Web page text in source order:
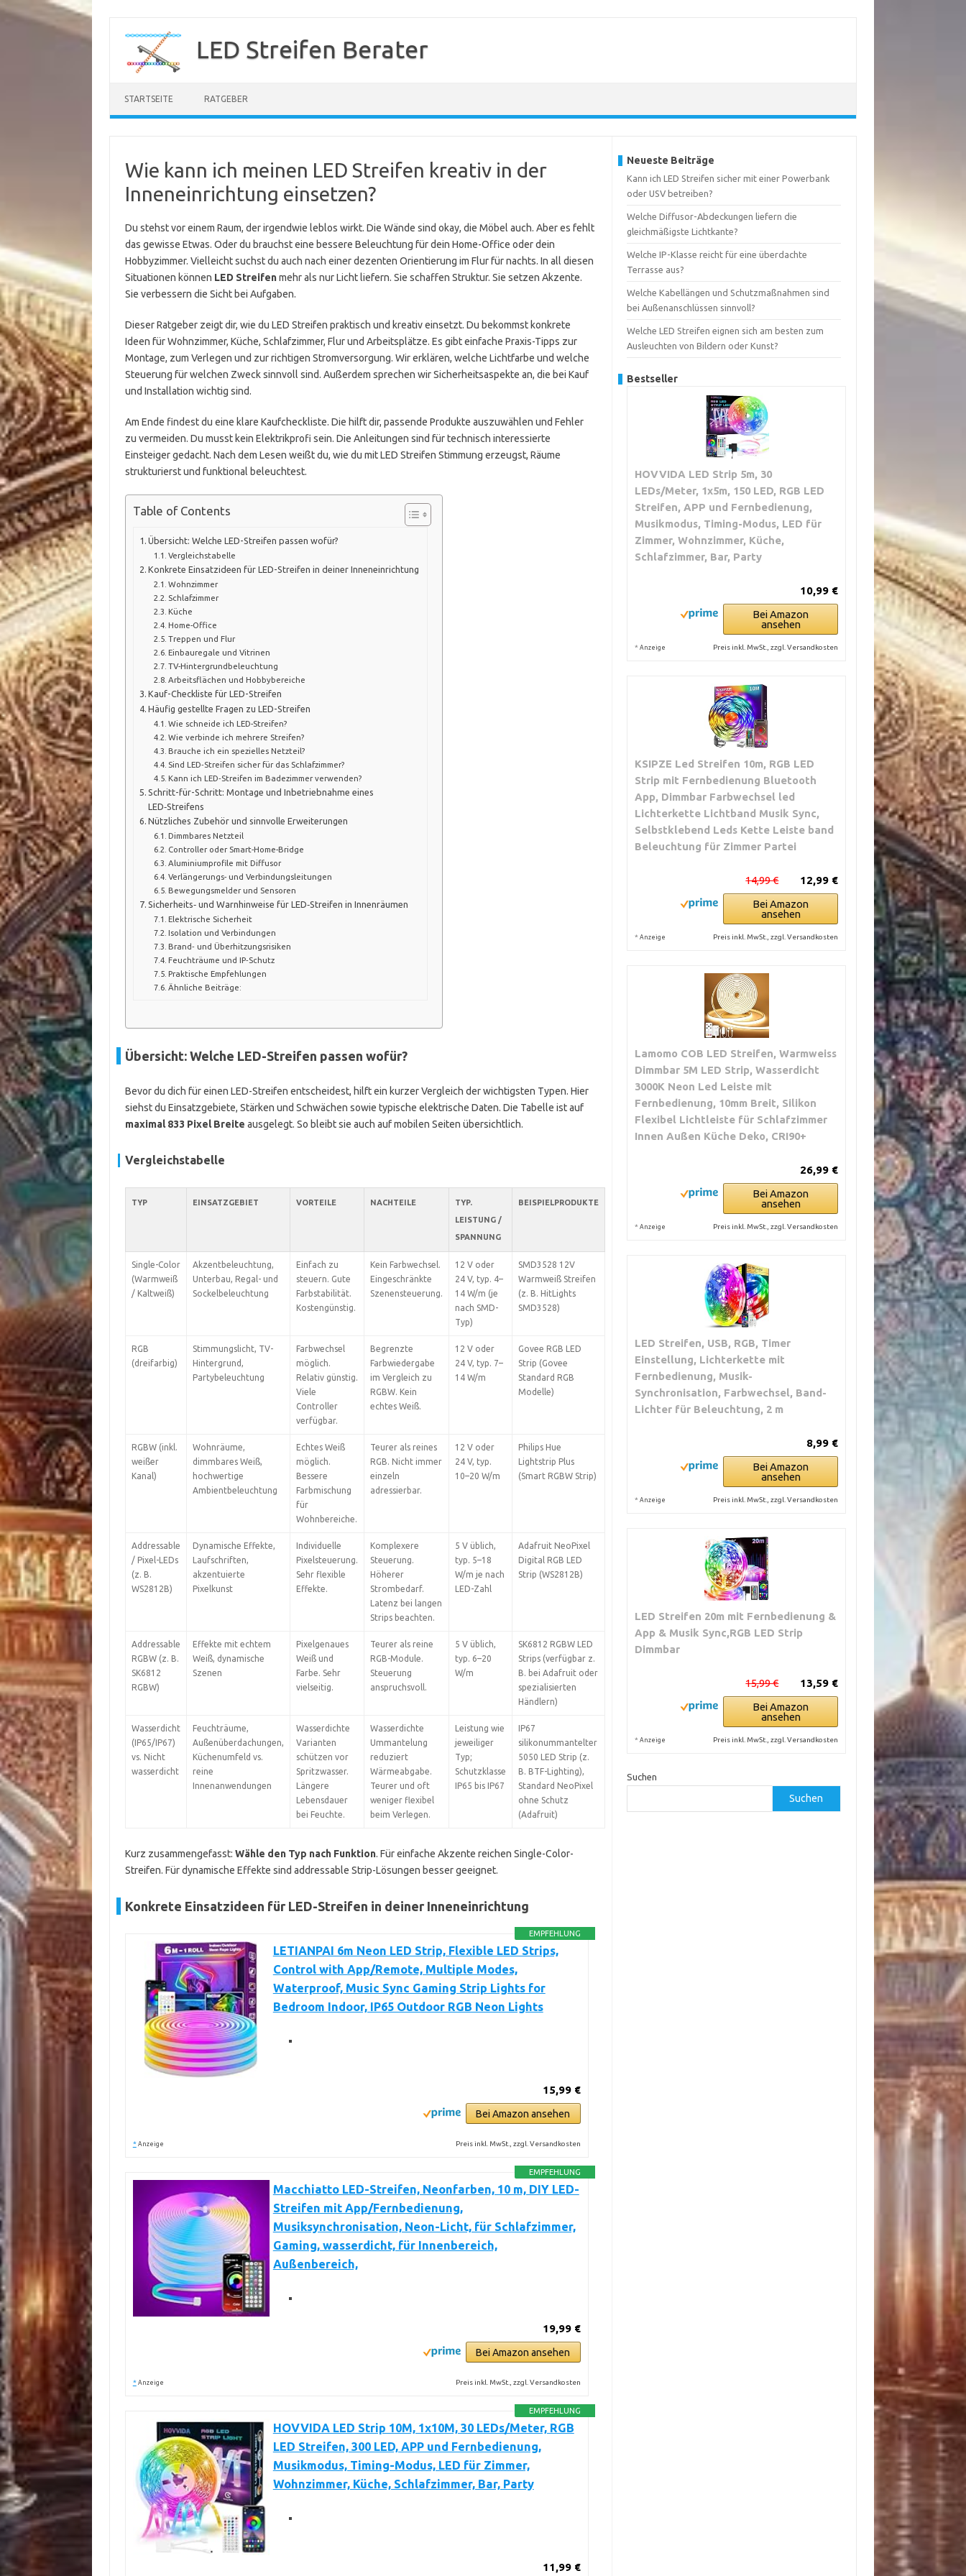
Inhalt
LED Streifen Berater
STARTSEITE RATGEBER
Wie kann ich meinen LED Streifen kreativ in der
Inneneinrichtung einsetzen?
Du stehst vor einem Raum, der irgendwie leblos wirkt. Die Wände sind okay, die Möbel auch. Aber es fehlt
das gewisse Etwas. Oder du brauchst eine bessere Beleuchtung für dein Home-Office oder dein
Hobbyzimmer. Vielleicht suchst du auch nach einer dezenten Orientierung im Flur für nachts. In all diesen
Situationen können LED Streifenmehr als nur Licht liefern. Sie schaffen Struktur. Sie setzen Akzente.
Sie verbessern die Sicht bei Aufgaben.
Dieser Ratgeber zeigt dir, wie du LED Streifen praktisch und kreativ einsetzt. Du bekommst konkrete
Ideen für Wohnzimmer, Küche, Schlafzimmer, Flur und Arbeitsplätze. Es gibt einfache Praxis-Tipps zur
Montage, zum Verlegen und zur richtigen Stromversorgung. Wir erklären, welche Lichtfarbe und welche
Steuerung für welchen Zweck sinnvoll sind. Außerdem sprechen wir Sicherheitsaspekte an, die bei Kauf
und Installation wichtig sind.
Am Ende findest du eine klare Kaufcheckliste. Die hilft dir, passende Produkte auszuwählen und Fehler
zu vermeiden. Du musst kein Elektrikprofi sein. Die Anleitungen sind für technisch interessierte
Einsteiger gedacht. Nach dem Lesen weißt du, wie du mit LED Streifen Stimmung erzeugst, Räume
strukturierst und funktional beleuchtest.
Table of Contents
Übersicht: Welche LED-Streifen passen wofür?
Vergleichstabelle
Konkrete Einsatzideen für LED-Streifen in deiner Inneneinrichtung
Wohnzimmer
Schlafzimmer
Küche
Home-Office
Treppen und Flur
Einbauregale und Vitrinen
TV-Hintergrundbeleuchtung
Arbeitsflächen und Hobbybereiche
Kauf-Checkliste für LED-Streifen
Häufig gestellte Fragen zu LED-Streifen
Wie schneide ich LED-Streifen?
Wie verbinde ich mehrere Streifen?
Brauche ich ein spezielles Netzteil?
Sind LED‑Streifen sicher für das Schlafzimmer?
Kann ich LED‑Streifen im Badezimmer verwenden?
Schritt-für-Schritt: Montage und Inbetriebnahme eines
LED‑Streifens
Nützliches Zubehör und sinnvolle Erweiterungen
Dimmbares Netzteil
Controller oder Smart-Home-Bridge
Aluminiumprofile mit Diffusor
Verlängerungs- und Verbindungsleitungen
Bewegungsmelder und Sensoren
Sicherheits‑ und Warnhinweise für LED‑Streifen in Innenräumen
Elektrische Sicherheit
Isolation und Verbindungen
Brand‑ und Überhitzungsrisiken
Feuchträume und IP‑Schutz
Praktische Empfehlungen
Ähnliche Beiträge:
Übersicht: Welche LED-Streifen passen wofür?
Bevor du dich für einen LED-Streifen entscheidest, hilft ein kurzer Vergleich der wichtigsten Typen. Hier
siehst du Einsatzgebiete, Stärken und Schwächen sowie typische elektrische Daten. Die Tabelle ist auf
maximal 833 Pixel Breite ausgelegt. So bleibt sie auch auf mobilen Seiten übersichtlich.
Vergleichstabelle
TYP EINSATZGEBIET VORTEILE NACHTEILE
TYP.
LEISTUNG /
SPANNUNG
BEISPIELPRODUKTE
Single-Color
(Warmweiß
/ Kaltweiß)
Akzentbeleuchtung,
Unterbau, Regal- und
Sockelbeleuchtung
Einfach zu
steuern. Gute
Farbstabilität.
Kostengünstig.
Kein Farbwechsel.
Eingeschränkte
Szenensteuerung.
12 V oder
24 V, typ. 4–
14 W/m (je
nach SMD-
Typ)
SMD3528 12V
Warmweiß Streifen
(z. B. HitLights
SMD3528)
RGB
(dreifarbig)
Stimmungslicht, TV-
Hintergrund,
Partybeleuchtung
Farbwechsel
möglich.
Relativ günstig.
Viele
Controller
verfügbar.
Begrenzte
Farbwiedergabe
im Vergleich zu
RGBW. Kein
echtes Weiß.
12 V oder
24 V, typ. 7–
14 W/m
Govee RGB LED
Strip (Govee
Standard RGB
Modelle)
RGBW (inkl.
weißer
Kanal)
Wohnräume,
dimmbares Weiß,
hochwertige
Ambientbeleuchtung
Echtes Weiß
möglich.
Bessere
Farbmischung
für
Wohnbereiche.
Teurer als reines
RGB. Nicht immer
einzeln
adressierbar.
12 V oder
24 V, typ.
10–20 W/m
Philips Hue
Lightstrip Plus
(Smart RGBW Strip)
Addressable
/ Pixel-LEDs
(z. B.
WS2812B)
Dynamische Effekte,
Laufschriften,
akzentuierte
Pixelkunst
Individuelle
Pixelsteuerung.
Sehr flexible
Effekte.
Komplexere
Steuerung.
Höherer
Strombedarf.
Latenz bei langen
Strips beachten.
5 V üblich,
typ. 5–18
W/m je nach
LED-Zahl
Adafruit NeoPixel
Digital RGB LED
Strip (WS2812B)
Addressable
RGBW (z. B.
SK6812
RGBW)
Effekte mit echtem
Weiß, dynamische
Szenen
Pixelgenaues
Weiß und
Farbe. Sehr
vielseitig.
Teurer als reine
RGB-Module.
Steuerung
anspruchsvoll.
5 V üblich,
typ. 6–20
W/m
SK6812 RGBW LED
Strips (verfügbar z.
B. bei Adafruit oder
spezialisierten
Händlern)
Wasserdicht
(IP65/IP67)
vs. Nicht
wasserdicht
Feuchträume,
Außenüberdachungen,
Küchenumfeld vs.
reine
Innenanwendungen
Wasserdichte
Varianten
schützen vor
Spritzwasser.
Längere
Lebensdauer
bei Feuchte.
Wasserdichte
Ummantelung
reduziert
Wärmeabgabe.
Teurer und oft
weniger flexibel
beim Verlegen.
Leistung wie
jeweiliger
Typ;
Schutzklasse
IP65 bis IP67
IP67
silikonummantelter
5050 LED Strip (z.
B. BTF-Lighting),
Standard NeoPixel
ohne Schutz
(Adafruit)
Kurz zusammengefasst: Wähle den Typ nach Funktion. Für einfache Akzente reichen Single-Color-
Streifen. Für dynamische Effekte sind addressable Strip-Lösungen besser geeignet.
Konkrete Einsatzideen für LED-Streifen in deiner Inneneinrichtung
EMPFEHLUNG
LETIANPAI 6m Neon LED Strip, Flexible LED Strips,
Control with App/Remote, Multiple Modes,
Waterproof, Music Sync Gaming Strip Lights for
Bedroom Indoor, IP65 Outdoor RGB Neon Lights
15,99 €
Bei Amazon ansehen
* Anzeige Preis inkl. MwSt., zzgl. Versandkosten
EMPFEHLUNG
Macchiatto LED-Streifen, Neonfarben, 10 m, DIY LED-
Streifen mit App/Fernbedienung,
Musiksynchronisation, Neon-Licht, für Schlafzimmer,
Gaming, wasserdicht, für Innenbereich,
Außenbereich,
19,99 €
Bei Amazon ansehen
* Anzeige Preis inkl. MwSt., zzgl. Versandkosten
EMPFEHLUNG
HOVVIDA LED Strip 10M, 1x10M, 30 LEDs/Meter, RGB
LED Streifen, 300 LED, APP und Fernbedienung,
Musikmodus, Timing-Modus, LED für Zimmer,
Wohnzimmer, Küche, Schlafzimmer, Bar, Party
11,99 €
Neueste Beiträge
Kann ich LED Streifen sicher mit einer Powerbank
oder USV betreiben?
Welche Diffusor-Abdeckungen liefern die
gleichmäßigste Lichtkante?
Welche IP-Klasse reicht für eine überdachte
Terrasse aus?
Welche Kabellängen und Schutzmaßnahmen sind
bei Außenanschlüssen sinnvoll?
Welche LED Streifen eignen sich am besten zum
Ausleuchten von Bildern oder Kunst?
Bestseller
HOVVIDA LED Strip 5m, 30
LEDs/Meter, 1x5m, 150 LED, RGB LED
Streifen, APP und Fernbedienung,
Musikmodus, Timing-Modus, LED für
Zimmer, Wohnzimmer, Küche,
Schlafzimmer, Bar, Party
10,99 €
Bei Amazon
ansehen
* Anzeige Preis inkl. MwSt., zzgl. Versandkosten
KSIPZE Led Streifen 10m, RGB LED
Strip mit Fernbedienung Bluetooth
App, Dimmbar Farbwechsel led
Lichterkette Lichtband Musik Sync,
Selbstklebend Leds Kette Leiste band
Beleuchtung für Zimmer Partei
12,99 €
14,99 €
Bei Amazon
ansehen
* Anzeige Preis inkl. MwSt., zzgl. Versandkosten
Lamomo COB LED Streifen, Warmweiss
Dimmbar 5M LED Strip, Wasserdicht
3000K Neon Led Leiste mit
Fernbedienung, 10mm Breit, Silikon
Flexibel Lichtleiste für Schlafzimmer
Innen Außen Küche Deko, CRI90+
26,99 €
Bei Amazon
ansehen
* Anzeige Preis inkl. MwSt., zzgl. Versandkosten
LED Streifen, USB, RGB, Timer
Einstellung, Lichterkette mit
Fernbedienung, Musik-
Synchronisation, Farbwechsel, Band-
Lichter für Beleuchtung, 2 m
8,99 €
Bei Amazon
ansehen
* Anzeige Preis inkl. MwSt., zzgl. Versandkosten
LED Streifen 20m mit Fernbedienung &
App & Musik Sync,RGB LED Strip
Dimmbar
13,59 €
15,99 €
Bei Amazon
ansehen
* Anzeige Preis inkl. MwSt., zzgl. Versandkosten
Suchen
Suchen